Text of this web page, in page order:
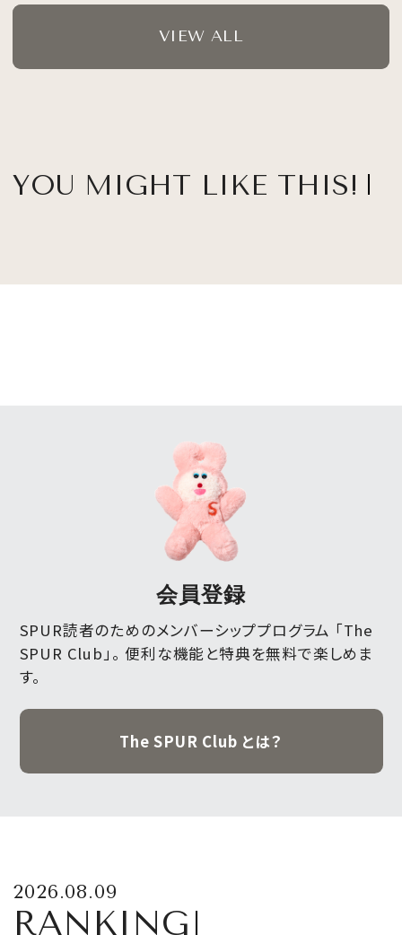
VIEW ALL
YOU MIGHT LIKE THIS!
会員登録
SPUR読者のためのメンバーシッププログラム 「The
SPUR Club」。 便利な機能と特典を無料で楽しめま
す。
The SPUR Club とは？
2026.08.09
RANKING